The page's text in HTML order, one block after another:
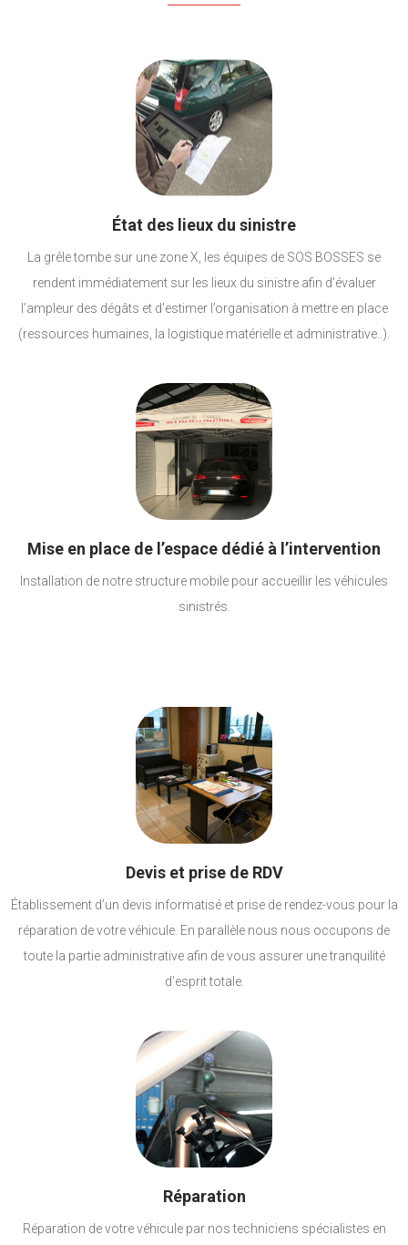
État des lieux du sinistre
La grêle tombe sur une zone X, les équipes de SOS BOSSES se
rendent immédiatement sur les lieux du sinistre afin d’évaluer
l’ampleur des dégâts et d’estimer l’organisation à mettre en place
(ressources humaines, la logistique matérielle et administrative..).
Mise en place de l’espace dédié à l’intervention
Installation de notre structure mobile pour accueillir les véhicules
sinistrés.
Devis et prise de RDV
Établissement d’un devis informatisé et prise de rendez-vous pour la
réparation de votre véhicule. En parallèle nous nous occupons de
toute la partie administrative afin de vous assurer une tranquilité
d’esprit totale.
Réparation
Réparation de votre véhicule par nos techniciens spécialistes en